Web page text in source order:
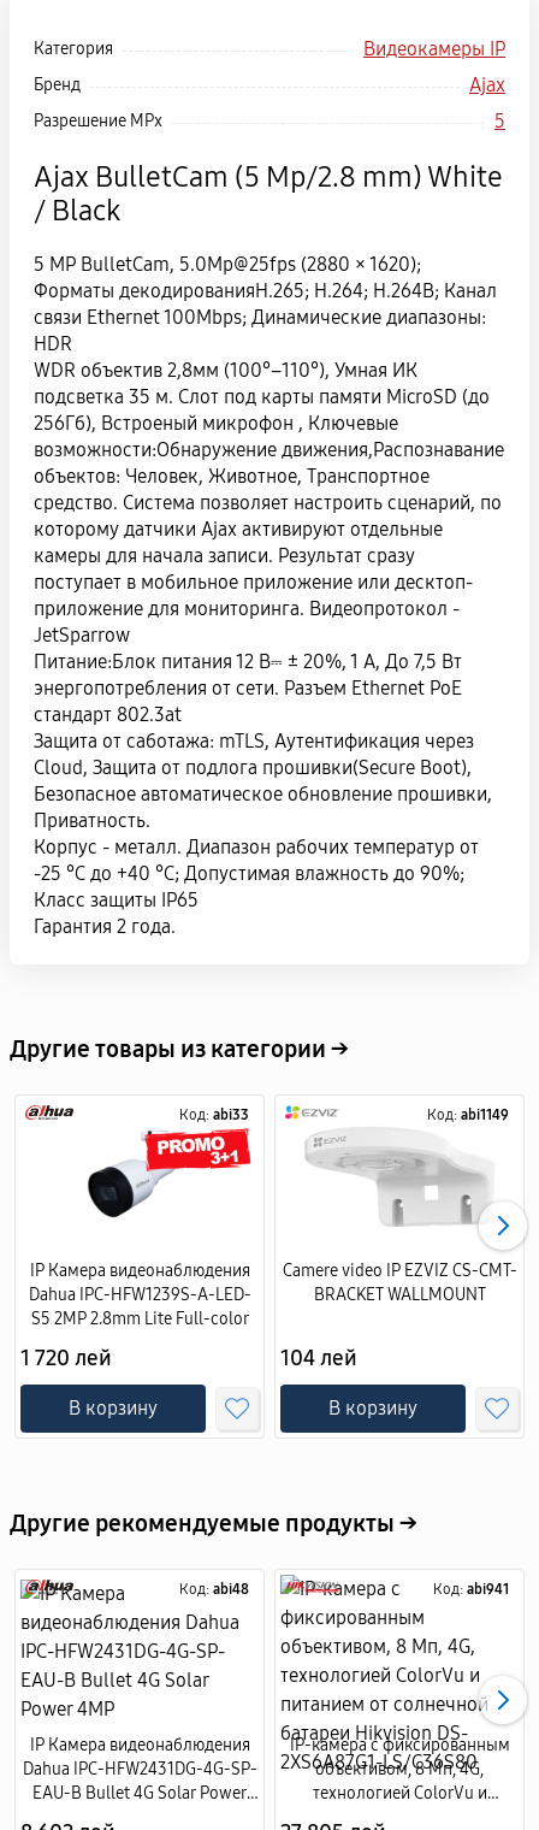
Категория Видеокамеры IP
Бренд Ajax
Разрешение MPx 5
Ajax BulletCam (5 Mp/2.8 mm) White
/ Black
5 MP BulletCam, 5.0Mp@25fps (2880 × 1620);
Форматы декодированияH.265; H.264; H.264B; Канал
связи Ethernet 100Mbps; Динамические диапазоны:
HDR
WDR объектив 2,8мм (100°–110°), Умная ИК
подсветка 35 м. Слот под карты памяти MicroSD (до
256Гб), Встроеный микрофон , Ключевые
возможности:Обнаружение движения,Распознавание
объектов: Человек, Животное, Транспортное
средство. Система позволяет настроить сценарий, по
которому датчики Ajax активируют отдельные
камеры для начала записи. Результат сразу
поступает в мобильное приложение или десктоп-
приложение для мониторинга. Видеопротокол -
JetSparrow
Питание:Блок питания 12 В⎓ ± 20%, 1 А, До 7,5 Вт
энергопотребления от сети. Разъем Ethernet PoE
стандарт 802.3at
Защита от саботажа: mTLS, Аутентификация через
Cloud, Защита от подлога прошивки(Secure Boot),
Безопасное автоматическое обновление прошивки,
Приватность.
Корпус - металл. Диапазон рабочих температур от
-25 °C до +40 °C; Допустимая влажность до 90%;
Класс защиты IP65
Гарантия 2 года.
Другие товары из категории →
Код: abi33
IP Камера видеонаблюдения
Dahua IPC-HFW1239S-A-LED-
S5 2MP 2.8mm Lite Full-color
1 720 лей
В корзину
Код: abi1149
Camere video IP EZVIZ CS-CMT-
BRACKET WALLMOUNT
104 лей
В корзину
Другие рекомендуемые продукты →
Код: abi48
IP Камера видеонаблюдения
Dahua IPC-HFW2431DG-4G-SP-
EAU-B Bullet 4G Solar Power
Код: abi941
IP-камера с фиксированным
объективом, 8 Мп, 4G,
технологией ColorVu и